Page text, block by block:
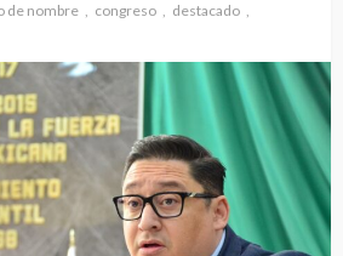
de nombre congreso
destacado